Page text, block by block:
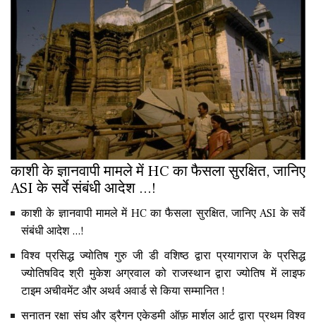
काशी के ज्ञानवापी मामले में HC का फैसला सुरक्षित, जानिए
ASI के सर्वे संबंधी आदेश ...!
काशी के ज्ञानवापी मामले में HC का फैसला सुरक्षित, जानिए ASI के सर्वे
संबंधी आदेश ...!
विश्व प्रसिद्ध ज्योतिष गुरु जी डी वशिष्ठ द्वारा प्रयागराज के प्रसिद्ध
ज्योतिषविद श्री मुकेश अग्रवाल को राजस्थान द्वारा ज्योतिष में लाइफ
टाइम अचीवमेंट और अथर्व अवार्ड से किया सम्मानित !
सनातन रक्षा संघ और ड्रैगन एकेडमी ऑफ़ मार्शल आर्ट द्वारा प्रथम विश्व